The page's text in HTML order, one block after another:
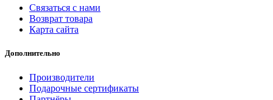
Связаться с нами
Возврат товара
Карта сайта
Дополнительно
Производители
Подарочные сертификаты